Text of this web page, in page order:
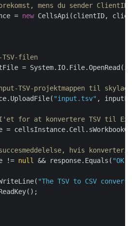
mens du sender ClientID
= new CellsApi(clientID,
filen
=
TSV-projektmappen til
"input.tsv" ,
for at konvertere TSV til
=
hvis
!= null && response.Equals( "OK"
"The TSV to CSV